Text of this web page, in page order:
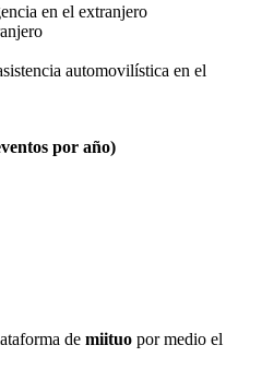
en el extranjero
automovilística en el
por año)
de miituo por medio el